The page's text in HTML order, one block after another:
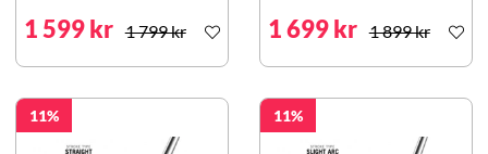
1 599 kr 1 799 kr 1 699 kr 1 899 kr
11 11